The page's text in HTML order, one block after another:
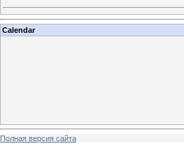
Calendar
Полная версия сайта